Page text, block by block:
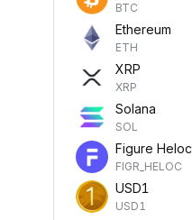
BTC
Ethereum
ETH
XRP
XRP
Solana
SOL
Figure Heloc
FIGR_HELOC
USD1
USD1